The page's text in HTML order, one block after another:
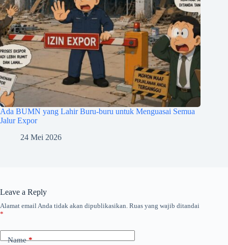
Ada BUMN yang Lahir Buru-buru untuk Menguasai Semua
Jalur Expor
24 Mei 2026
Leave a Reply
Alamat email Anda tidak akan dipublikasikan. Ruas yang wajib ditandai
*
Name*